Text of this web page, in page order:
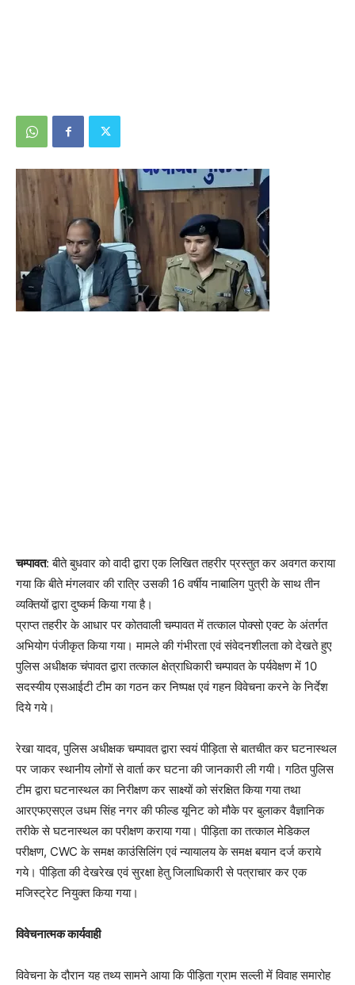
चम्पावत: बीते बुधवार को वादी द्वारा एक लिखित तहरीर प्रस्तुत कर अवगत कराया
गया कि बीते मंगलवार की रात्रि उसकी 16 वर्षीय नाबालिग पुत्री के साथ तीन
व्यक्तियों द्वारा दुष्कर्म किया गया है।
प्राप्त तहरीर के आधार पर कोतवाली चम्पावत में तत्काल पोक्सो एक्ट के अंतर्गत
अभियोग पंजीकृत किया गया। मामले की गंभीरता एवं संवेदनशीलता को देखते हुए
पुलिस अधीक्षक चंपावत द्वारा तत्काल क्षेत्राधिकारी चम्पावत के पर्यवेक्षण में 10
सदस्यीय एसआईटी टीम का गठन कर निष्पक्ष एवं गहन विवेचना करने के निर्देश
दिये गये।
रेखा यादव, पुलिस अधीक्षक चम्पावत द्वारा स्वयं पीड़िता से बातचीत कर घटनास्थल
पर जाकर स्थानीय लोगों से वार्ता कर घटना की जानकारी ली गयी। गठित पुलिस
टीम द्वारा घटनास्थल का निरीक्षण कर साक्ष्यों को संरक्षित किया गया तथा
आरएफएसएल उधम सिंह नगर की फील्ड यूनिट को मौके पर बुलाकर वैज्ञानिक
तरीके से घटनास्थल का परीक्षण कराया गया। पीड़िता का तत्काल मेडिकल
परीक्षण, CWC के समक्ष काउंसिलिंग एवं न्यायालय के समक्ष बयान दर्ज कराये
गये। पीड़िता की देखरेख एवं सुरक्षा हेतु जिलाधिकारी से पत्राचार कर एक
मजिस्ट्रेट नियुक्त किया गया।
विवेचनात्मक कार्यवाही
विवेचना के दौरान यह तथ्य सामने आया कि पीड़िता ग्राम सल्ली में विवाह समारोह